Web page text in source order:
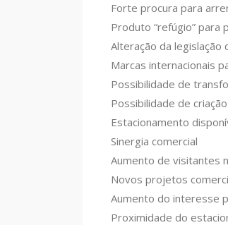
Forte procura para
Produto “refúgio” para
Alteração da legislação
Marcas internacionais
Possibilidade de
Possibilidade de
Estacionamento
Sinergia comercial
Aumento de visitantes
Novos projetos
Aumento do interesse
Proximidade do